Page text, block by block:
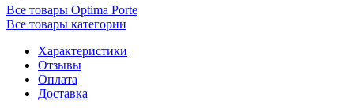
Все товары Optima Porte
Все товары категории
Характеристики
Отзывы
Оплата
Доставка